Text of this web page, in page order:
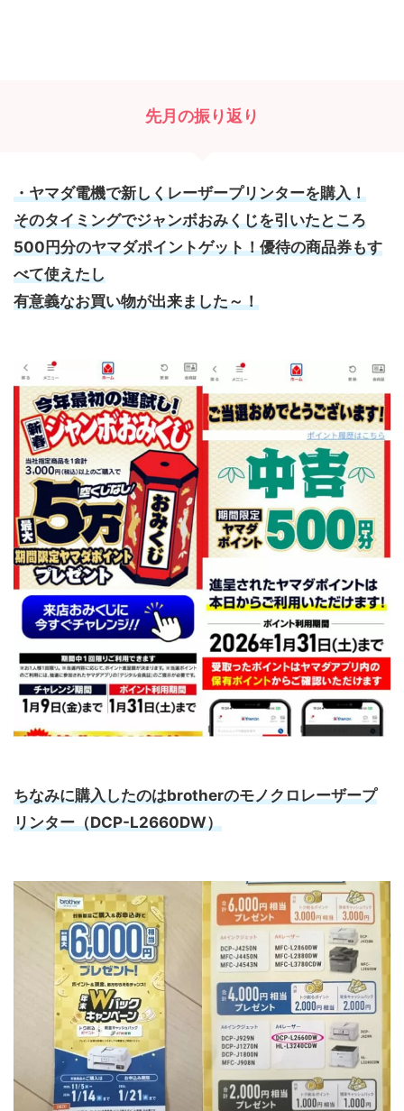
先月の振り返り
・ヤマダ電機で新しくレーザープリンターを購入！
そのタイミングでジャンボおみくじを引いたところ
500円分のヤマダポイントゲット！優待の商品券もす
べて使えたし
有意義なお買い物が出来ました～！
ちなみに購入したのはbrotherのモノクロレーザープ
リンター（DCP-L2660DW）